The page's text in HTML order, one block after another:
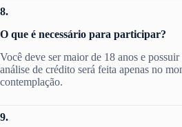
8.
O que é necessário para participar?
Você deve ser maior de 18 anos e
análise de crédito será feita apenas no
contemplação.
9.